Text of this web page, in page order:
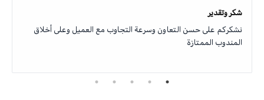
شكر وتقدير
نشكركم على حسن التعاون وسرعة التجاوب مع العميل وعلى أخلاق
المندوب الممتازة